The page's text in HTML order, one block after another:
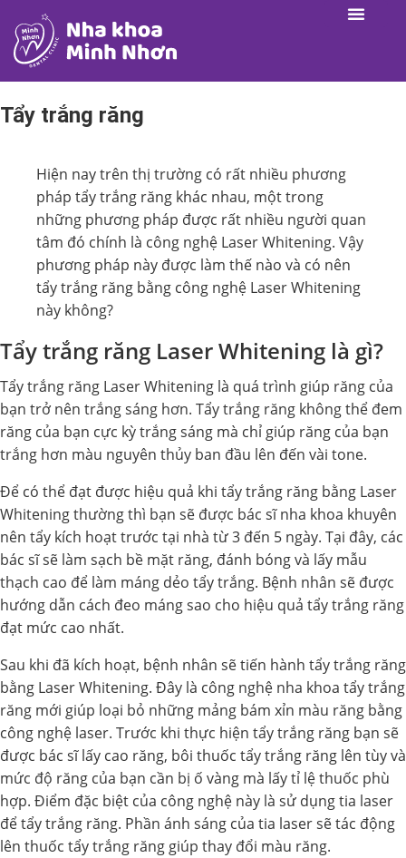
Tẩy trắng răng
Hiện nay trên thị trường có rất nhiều phương
pháp tẩy trắng răng khác nhau, một trong
những phương pháp được rất nhiều người quan
tâm đó chính là công nghệ Laser Whitening. Vậy
phương pháp này được làm thế nào và có nên
tẩy trắng răng bằng công nghệ Laser Whitening
này không?
Tẩy trắng răng Laser Whitening là gì?
Tẩy trắng răng Laser Whitening là quá trình giúp răng của
bạn trở nên trắng sáng hơn. Tẩy trắng răng không thể đem
răng của bạn cực kỳ trắng sáng mà chỉ giúp răng của bạn
trắng hơn màu nguyên thủy ban đầu lên đến vài tone.
Để có thể đạt được hiệu quả khi tẩy trắng răng bằng Laser
Whitening thường thì bạn sẽ được bác sĩ nha khoa khuyên
nên tẩy kích hoạt trước tại nhà từ 3 đến 5 ngày. Tại đây, các
bác sĩ sẽ làm sạch bề mặt răng, đánh bóng và lấy mẫu
thạch cao để làm máng dẻo tẩy trắng. Bệnh nhân sẽ được
hướng dẫn cách đeo máng sao cho hiệu quả tẩy trắng răng
đạt mức cao nhất.
Sau khi đã kích hoạt, bệnh nhân sẽ tiến hành tẩy trắng răng
bằng Laser Whitening. Đây là công nghệ nha khoa tẩy trắng
răng mới giúp loại bỏ những mảng bám xỉn màu răng bằng
công nghệ laser. Trước khi thực hiện tẩy trắng răng bạn sẽ
được bác sĩ lấy cao răng, bôi thuốc tẩy trắng răng lên tùy và
mức độ răng của bạn cần bị ố vàng mà lấy tỉ lệ thuốc phù
hợp. Điểm đặc biệt của công nghệ này là sử dụng tia laser
để tẩy trắng răng. Phần ánh sáng của tia laser sẽ tác động
lên thuốc tẩy trắng răng giúp thay đổi màu răng.